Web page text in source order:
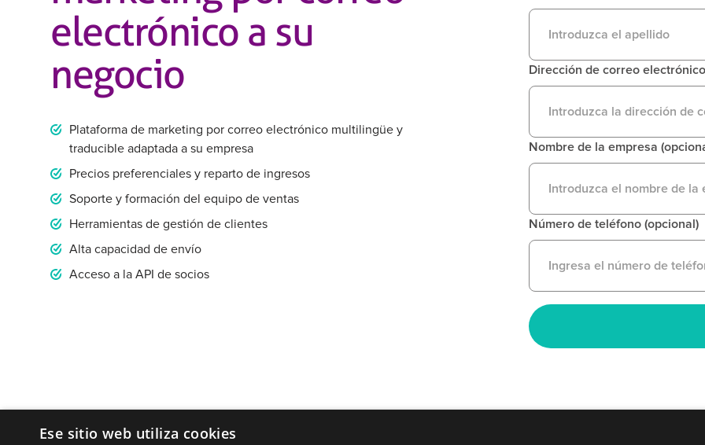
electrónico a su
negocio
Plataforma de marketing por correo electrónico multilingüe y
traducible adaptada a su empresa
Precios preferenciales y reparto de ingresos
Soporte y formación del equipo de ventas
Herramientas de gestión de clientes
Alta capacidad de envío
Acceso a la API de socios
Dirección de correo electrónico
Nombre de la empresa
Número de teléfono (opcional)
Ese sitio web utiliza cookies